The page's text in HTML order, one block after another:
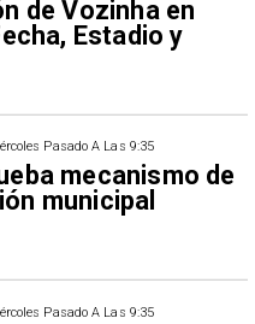
de Vozinha en
Estadio y
Pasado A Las 9:35
mecanismo de
municipal
Pasado A Las 9:35